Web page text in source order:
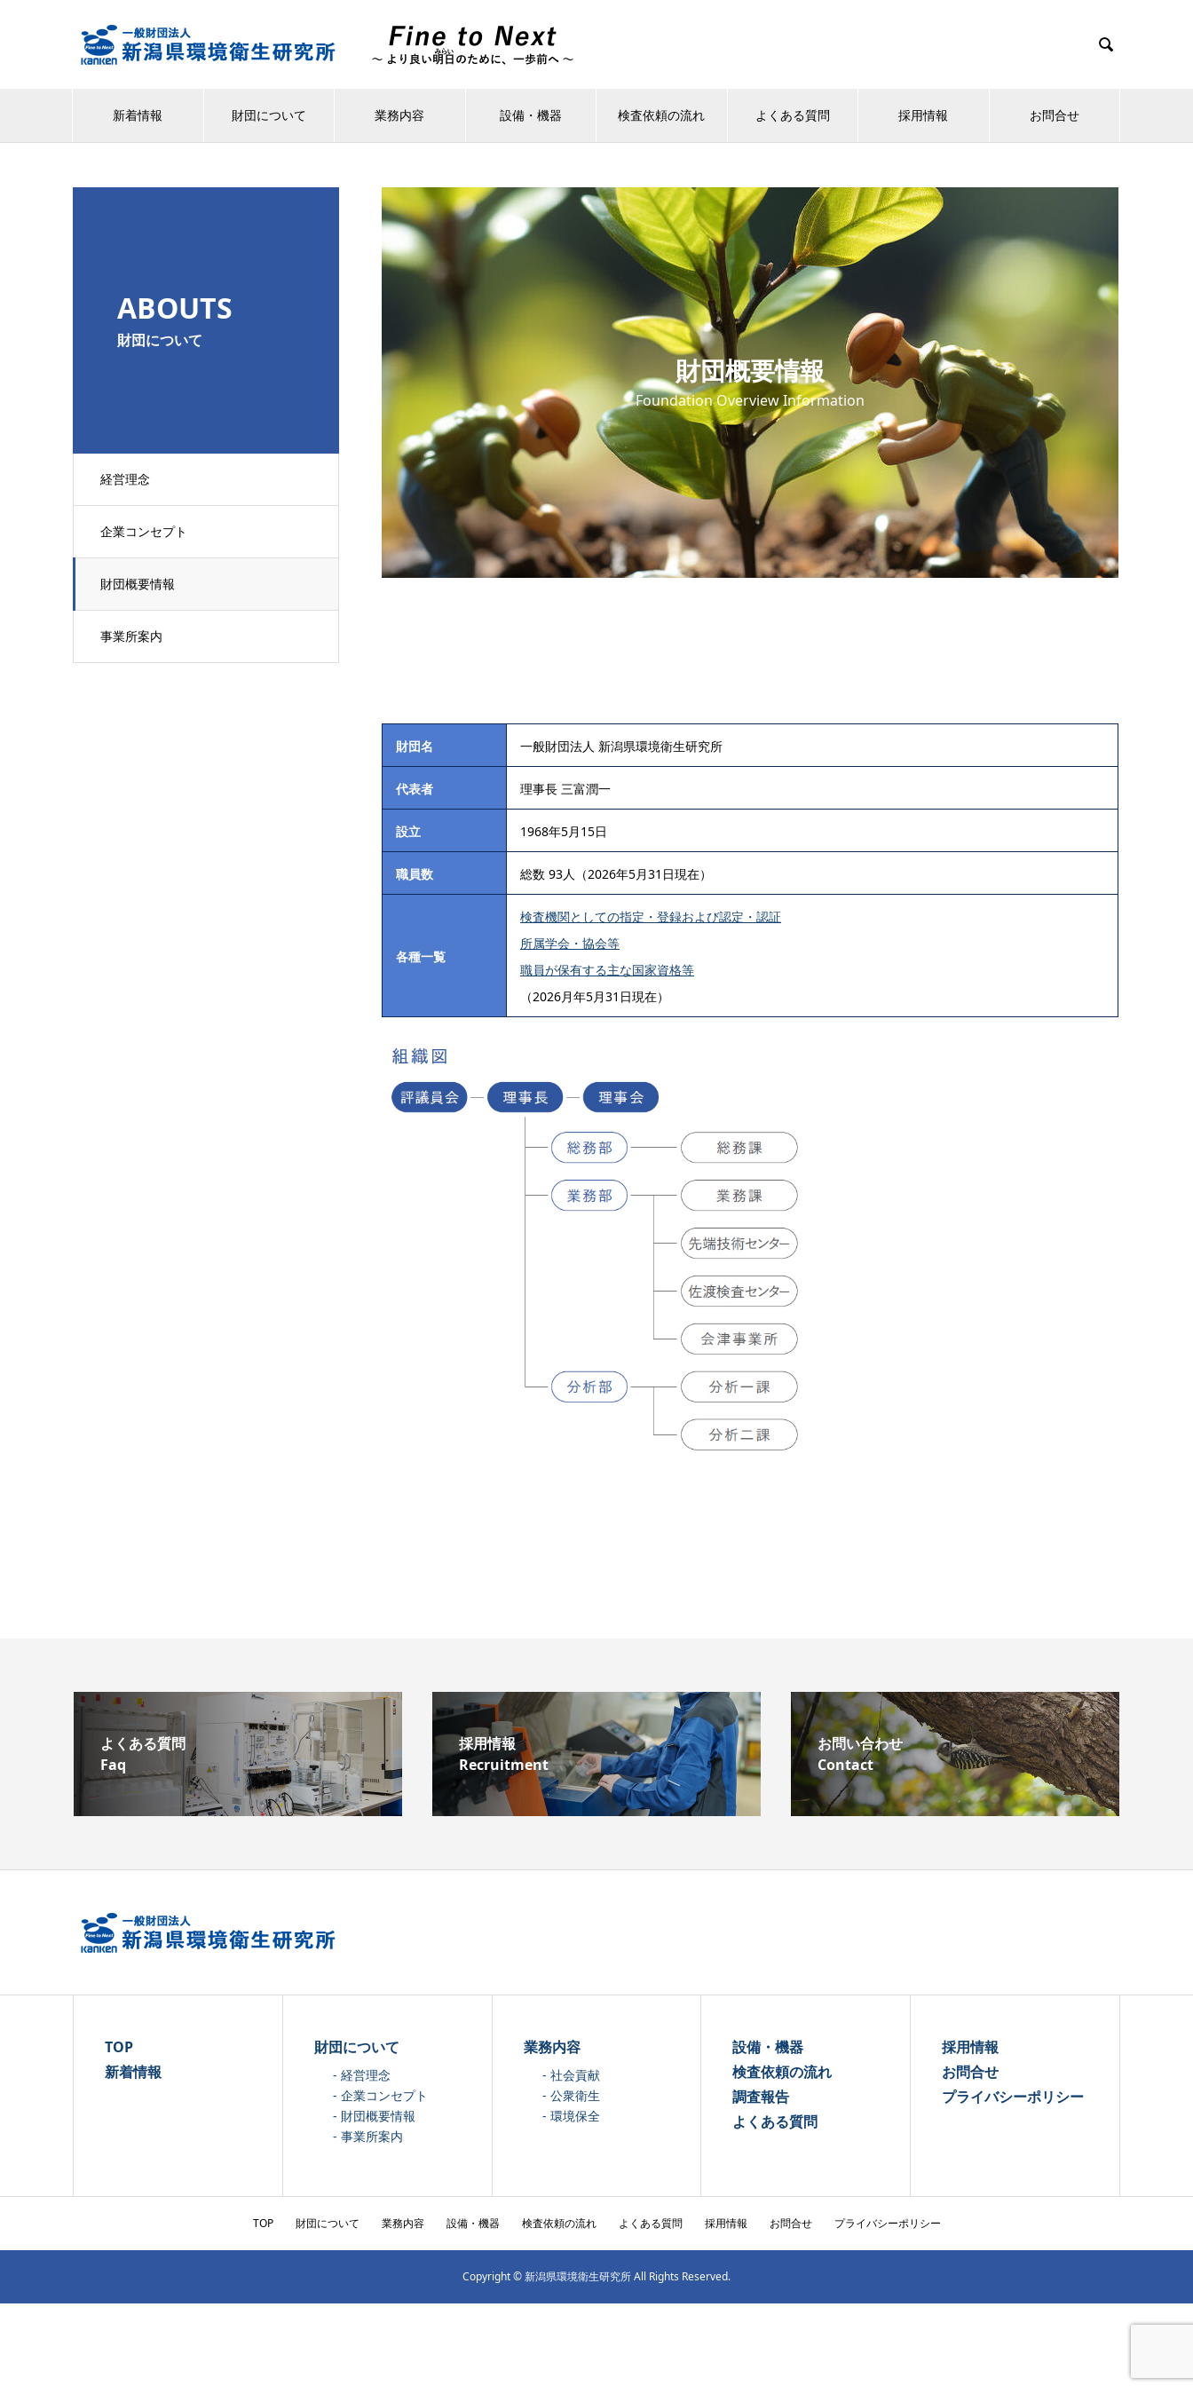

新着情報 財団について 業務内容 設備・機器 検査依頼の流れ よくある質問 採用情報 お問合せ
ABOUTS
財団について
経営理念
企業コンセプト
財団概要情報
事業所案内
財団概要情報
Foundation Overview Information
財団名 一般財団法人 新潟県環境衛生研究所
代表者 理事長 三富潤一
設立 1968年5月15日
職員数 総数 93人（2026年5月31日現在）
各種一覧
検査機関としての指定・登録および認定・認証
所属学会・協会等
職員が保有する主な国家資格等
（2026月年5月31日現在）
よくある質問
Faq
採用情報
Recruitment
お問い合わせ
Contact
TOP
新着情報
財団について
- 経営理念
- 企業コンセプト
- 財団概要情報
- 事業所案内
業務内容
- 社会貢献
- 公衆衛生
- 環境保全
設備・機器
検査依頼の流れ
調査報告
よくある質問
採用情報
お問合せ
プライバシーポリシー
TOP 財団について 業務内容 設備・機器 検査依頼の流れ よくある質問 採用情報 お問合せ プライバシーポリシー
Copyright © 新潟県環境衛生研究所 All Rights Reserved.